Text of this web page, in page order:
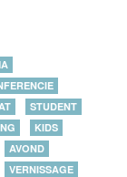
STUDENT
KIDS
AVOND
VERNISSAGE